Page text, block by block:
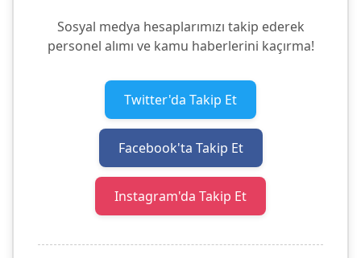
Sosyal medya hesaplarımızı takip ederek
personel alımı ve kamu haberlerini kaçırma!
Twitter'da Takip Et
Facebook'ta Takip Et
Instagram'da Takip Et